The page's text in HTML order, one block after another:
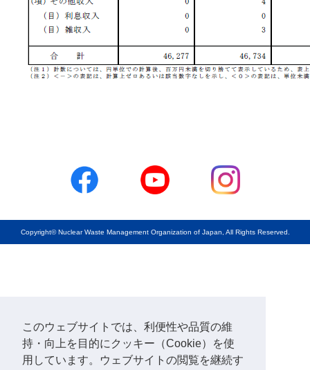
このウェブサイトでは、利便性や品質の維
持・向上を目的にクッキー（Cookie）を使
用しています。ウェブサイトの閲覧を継続す
Copyright© Nuclear Waste Management Organization of Japan, All Rights Reserved.